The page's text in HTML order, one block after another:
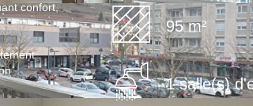
confort,
95 m²
1 salle(s)